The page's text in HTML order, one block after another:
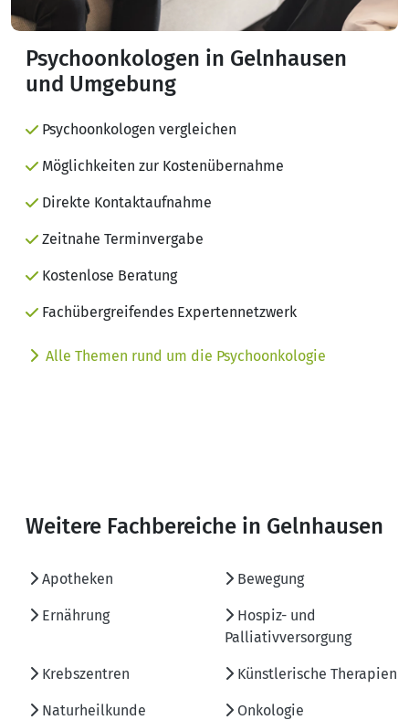
Psychoonkologen in Gelnhausen
und Umgebung
Psychoonkologen vergleichen
Möglichkeiten zur Kostenübernahme
Direkte Kontaktaufnahme
Zeitnahe Terminvergabe
Kostenlose Beratung
Fachübergreifendes Expertennetzwerk
Alle Themen rund um die Psychoonkologie
Weitere Fachbereiche in Gelnhausen
Apotheken Bewegung
Ernährung
Hospiz- und
Palliativversorgung
Krebszentren Künstlerische Therapien
Naturheilkunde Onkologie